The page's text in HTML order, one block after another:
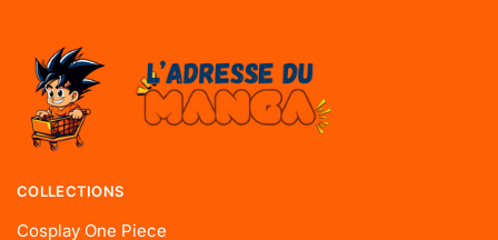
COLLECTIONS
Cosplay One Piece